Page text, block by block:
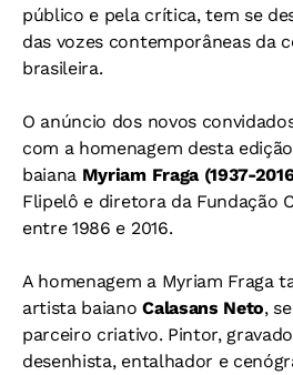
público e pela crítica, tem se
das vozes contemporâneas da
brasileira.
O anúncio dos novos
com a homenagem desta
baiana Myriam Fraga (1937-
Flipelô e diretora da Fundação
entre 1986 e 2016.
A homenagem a Myriam Fraga
artista baianoCalasans Neto,
parceiro criativo. Pintor,
desenhista, entalhador e